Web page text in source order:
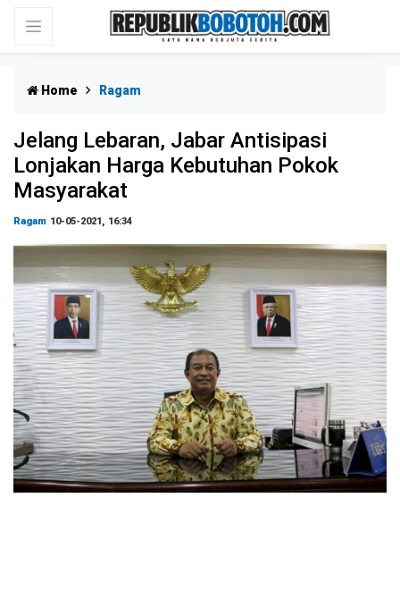
Home Ragam
Jelang Lebaran, Jabar Antisipasi
Lonjakan Harga Kebutuhan Pokok
Masyarakat
Ragam 10-05-2021, 16:34